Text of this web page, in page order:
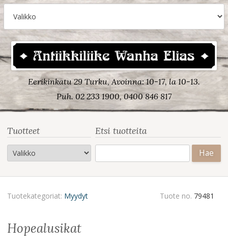
Eerikinkatu 29 Turku, Avoinna: 10-17, la 10-13.
Puh. 02 233 1900, 0400 846 817
Tuotteet Etsi tuotteita
Tuotekategoriat: Myydyt Tuote no. 79481
hopealusikat